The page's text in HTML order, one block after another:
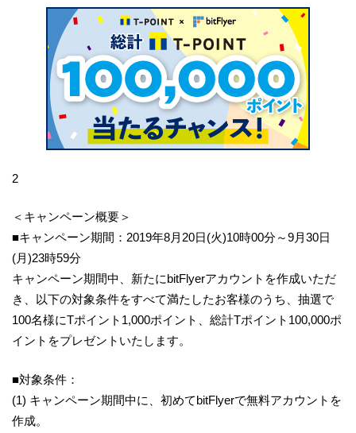
2
＜キャンペーン概要＞
■キャンペーン期間：2019年8月20日(火)10時00分～9月30日
(月)23時59分
キャンペーン期間中、新たにbitFlyerアカウントを作成いただ
き、以下の対象条件をすべて満たしたお客様のうち、抽選で
100名様にTポイント1,000ポイント、総計Tポイント100,000ポ
イントをプレゼントいたします。
■対象条件：
(1) キャンペーン期間中に、初めてbitFlyerで無料アカウントを
作成。